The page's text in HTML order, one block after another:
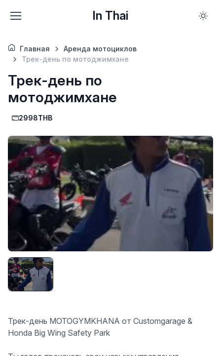
In Thai
Главная
Аренда мотоциклов
Трек-день по мотоджимхане
Трек-день по
мотоджимхане
2998THB
Трек-день MOTOGYMKHANA от Customgarage &
Honda Big Wing Safety Park